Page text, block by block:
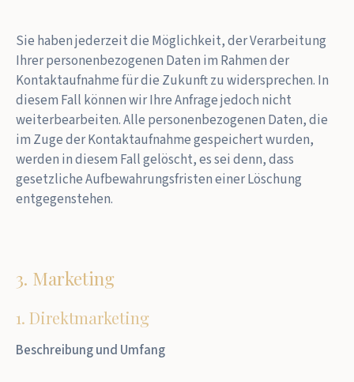
Sie haben jederzeit die Möglichkeit, der Verarbeitung
Ihrer personenbezogenen Daten im Rahmen der
Kontaktaufnahme für die Zukunft zu widersprechen. In
diesem Fall können wir Ihre Anfrage jedoch nicht
weiterbearbeiten. Alle personenbezogenen Daten, die
im Zuge der Kontaktaufnahme gespeichert wurden,
werden in diesem Fall gelöscht, es sei denn, dass
gesetzliche Aufbewahrungsfristen einer Löschung
entgegenstehen.
3. Marketing
1. Direktmarketing
Beschreibung und Umfang